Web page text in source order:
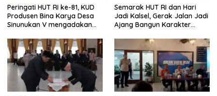
Peringati HUT RI ke-81, KUD
Produsen Bina Karya Desa
Sinunukan V mengadakan
Semarak HUT RI dan Hari
Jadi Kalsel, Gerak Jalan Jadi
Ajang Bangun Karakter